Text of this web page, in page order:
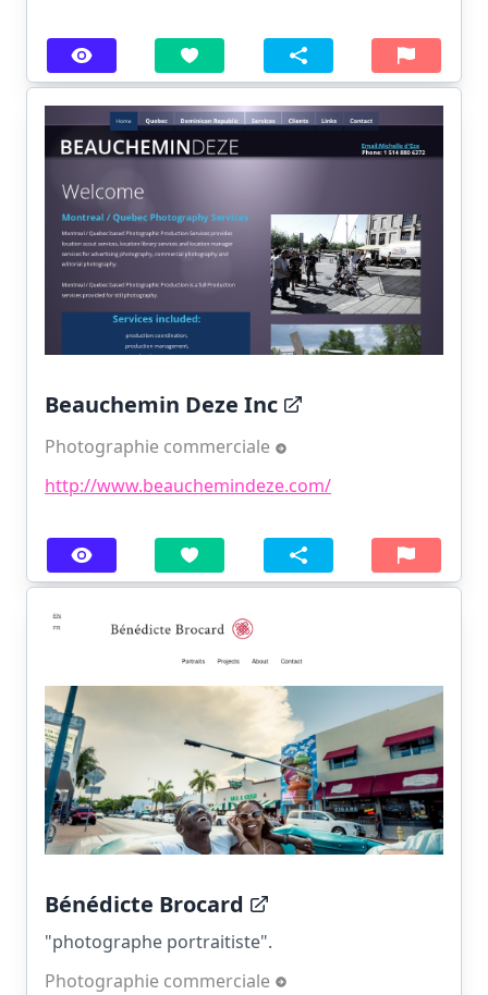
Beauchemin Deze Inc
Photographie commerciale
http://www.beauchemindeze.com/
Bénédicte Brocard
"photographe portraitiste".
Photographie commerciale